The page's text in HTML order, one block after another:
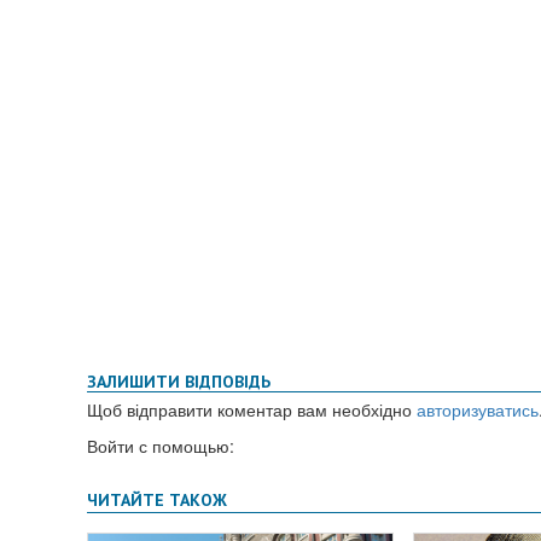
ЗАЛИШИТИ ВІДПОВІДЬ
Щоб відправити коментар вам необхідно авторизуватись
Войти с помощью: